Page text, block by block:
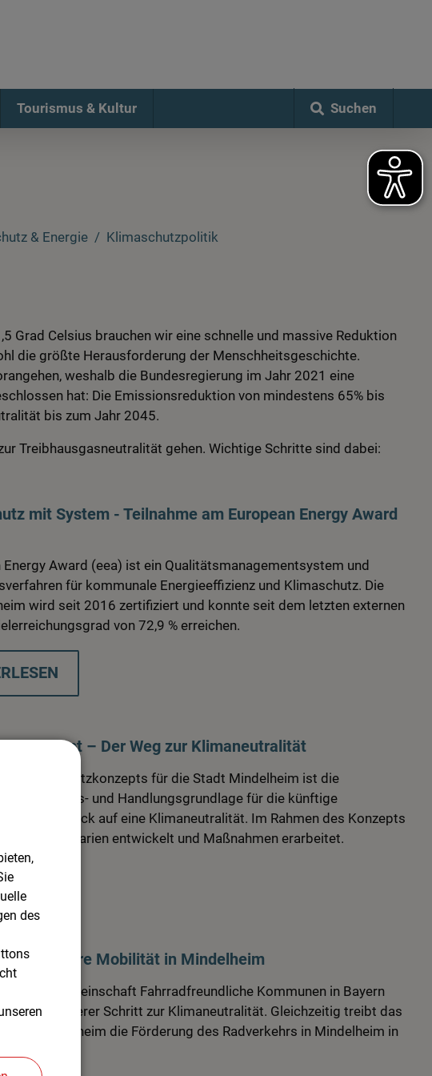
Suchen
Tourismus & Kultur
& Energie Klimaschutzpolitik
Grad Celsius brauchen wir eine schnelle und massive Reduktion
die größte Herausforderung der Menschheitsgeschichte.
weshalb die Bundesregierung im Jahr 2021 eine
hat: Die Emissionsreduktion von mindestens 65% bis
bis zum Jahr 2045.
Treibhausgasneutralität gehen. Wichtige Schritte sind dabei:
mit System - Teilnahme am European Energy Award
Energy Award (eea) ist ein Qualitätsmanagementsystem und
für kommunale Energieeffizienz und Klimaschutz. Die
wird seit 2016 zertifiziert und konnte seit dem letzten externen
von 72,9 % erreichen.
– Der Weg zur Klimaneutralität
Klimaschutzkonzepts für die Stadt Mindelheim ist die
Planungs- und Handlungsgrundlage für die künftige
im Hinblick auf eine Klimaneutralität. Im Rahmen des Konzepts
Szenarien entwickelt und Maßnahmen erarbeitet.
- Bessere Mobilität in Mindelheim
Arbeitsgemeinschaft Fahrradfreundliche Kommunen in Bayern
ist ein weiterer Schritt zur Klimaneutralität. Gleichzeitig treibt das
Stadt Mindelheim die Förderung des Radverkehrs in Mindelheim in
des